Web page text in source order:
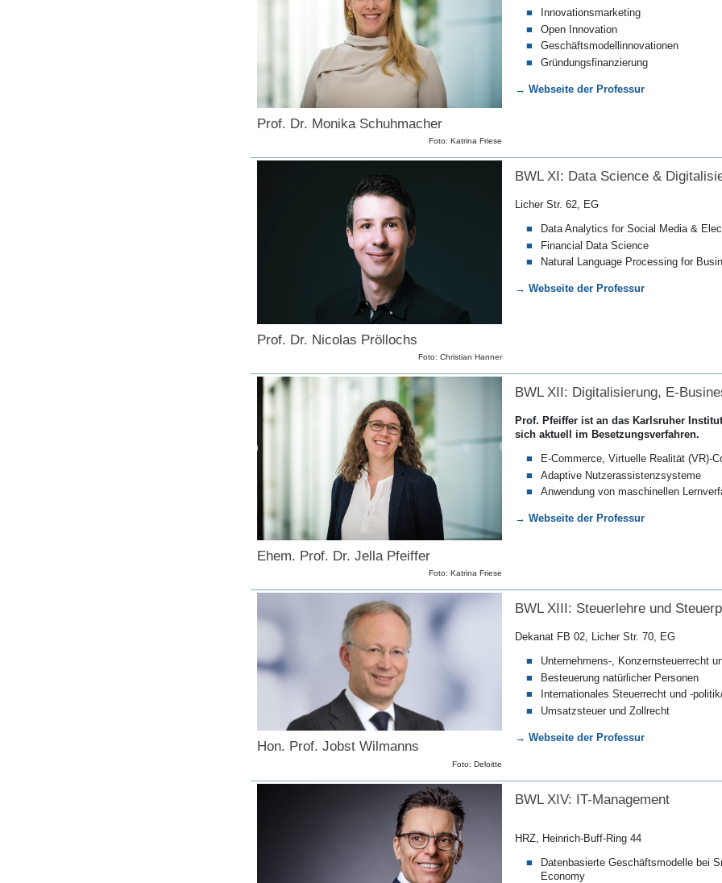
Prof. Dr. Monika Schuhmacher
Foto: Katrina Friese
Innovationsmarketing
Open Innovation
Geschäftsmodellinnovationen
Gründungsfinanzierung
→ Webseite der Professur
Prof. Dr. Nicolas Pröllochs
Foto: Christian Hanner
BWL XI: Data Science &
Licher Str. 62, EG
Data Analytics for Social Media &
Financial Data Science
Natural Language Processing for
→ Webseite der Professur
Ehem. Prof. Dr. Jella Pfeiffer
Foto: Katrina Friese
BWL XII: Digitalisierung, E-
Prof. Pfeiffer ist an das Karlsruher
sich aktuell im Besetzungsverfahren.
E-Commerce, Virtuelle Realität (VR)-
Adaptive Nutzerassistenzsysteme
Anwendung von maschinellen
→ Webseite der Professur
Hon. Prof. Jobst Wilmanns
Foto: Deloitte
BWL XIII: Steuerlehre und
Dekanat FB 02, Licher Str. 70, EG
Unternehmens-, Konzernsteuerrecht
Besteuerung natürlicher Personen
Internationales Steuerrecht und -
Umsatzsteuer und Zollrecht
→ Webseite der Professur
BWL XIV: IT-Management
HRZ, Heinrich-Buff-Ring 44
Datenbasierte Geschäftsmodelle bei
Economy